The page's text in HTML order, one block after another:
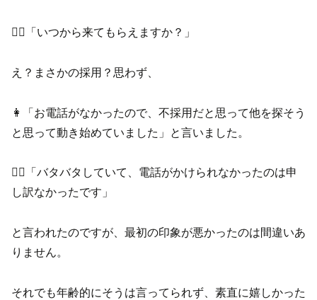
🧑‍⚕️「いつから来てもらえますか？」
え？まさかの採用？思わず、
👩「お電話がなかったので、不採用だと思って他を探そう
と思って動き始めていました」と言いました。
🧑‍⚕️「バタバタしていて、電話がかけられなかったのは申
し訳なかったです」
と言われたのですが、最初の印象が悪かったのは間違いあ
りません。
それでも年齢的にそうは言ってられず、素直に嬉しかった